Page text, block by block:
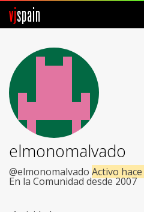
vjspain
Foros
Noticias
Vjspain
Ayuda
Contacto
elmonomalvado
@elmonomalvado Activo
En la Comunidad desde 2007